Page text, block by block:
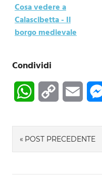
Cosa vedere a
Calascibetta - Il
borgo medievale
Condividi
WhatsAppCopy
Email
Navigazione
articoli
POST PRECEDENTE